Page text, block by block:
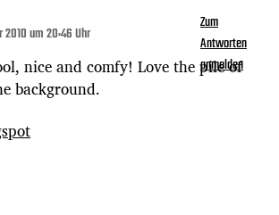
2010 um 20:46 Uhr
nice and comfy! Love the pile of
background.
Zum
Antworten
anmelden